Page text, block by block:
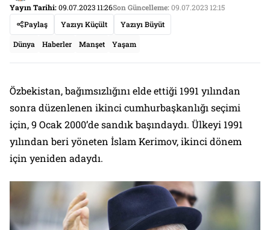
Yayın Tarihi:09.07.2023 11:26Son Güncelleme:09.07.2023 12:15
Paylaş
Yazıyı Küçült Yazıyı Büyüt
Dünya Haberler Manşet Yaşam
Özbekistan, bağımsızlığını elde ettiği 1991 yılından
sonra düzenlenen ikinci cumhurbaşkanlığı seçimi
için, 9 Ocak 2000’de sandık başındaydı. Ülkeyi 1991
yılından beri yöneten İslam Kerimov, ikinci dönem
için yeniden adaydı.